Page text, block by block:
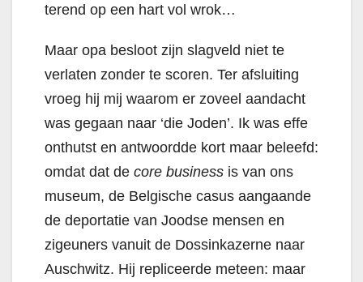
terend op een hart vol wrok…
Maar opa besloot zijn slagveld niet te
verlaten zonder te scoren. Ter afsluiting
vroeg hij mij waarom er zoveel aandacht
was gegaan naar ‘die Joden’. Ik was effe
onthutst en antwoordde kort maar beleefd:
omdat dat de core business is van ons
museum, de Belgische casus aangaande
de deportatie van Joodse mensen en
zigeuners vanuit de Dossinkazerne naar
Auschwitz. Hij repliceerde meteen: maar